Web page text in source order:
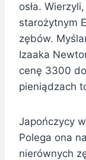
osła.
starożytnym
zębów.
Izaaka
cenę 3300
pieniądzach
Japończycy
Polega ona
nierównych